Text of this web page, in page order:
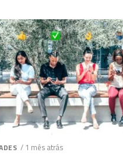
/ 1 mês atrás